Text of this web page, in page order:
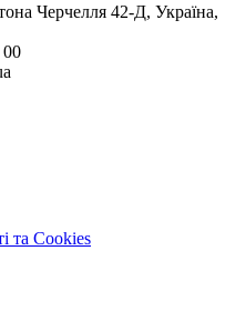
Черчелля 42-Д, Україна,
та Cookies